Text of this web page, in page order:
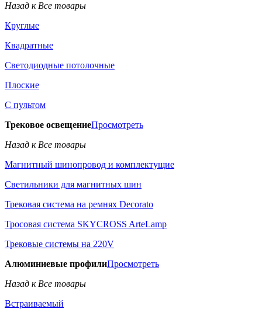
Назад к Все товары
Круглые
Квадратные
Светодиодные потолочные
Плоские
С пультом
Трековое освещениеПросмотреть
Назад к Все товары
Магнитный шинопровод и комплектущие
Светильники для магнитных шин
Трековая система на ремнях Decorato
Тросовая система SKYCROSS ArteLamp
Трековые системы на 220V
Алюминиевые профилиПросмотреть
Назад к Все товары
Встраиваемый